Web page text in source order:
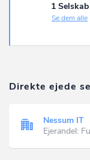
1 Selskab
Se dem alle
Direkte ejede
Nessum IT
Ejerandel: